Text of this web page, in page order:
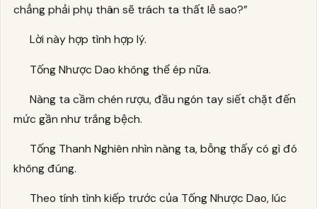
chẳng phải phụ thân sẽ trách ta thất lễ sao?”
Lời này hợp tình hợp lý.
Tống Nhược Dao không thể ép nữa.
Nàng ta cầm chén rượu, đầu ngón tay siết chặt đến
mức gần như trắng bệch.
Tống Thanh Nghiên nhìn nàng ta, bỗng thấy có gì đó
không đúng.
Theo tính tình kiếp trước của Tống Nhược Dao, lúc